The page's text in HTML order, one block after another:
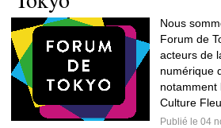
Nous
Forum de
acteurs de
numérique
notamment
Culture
Publié le 04